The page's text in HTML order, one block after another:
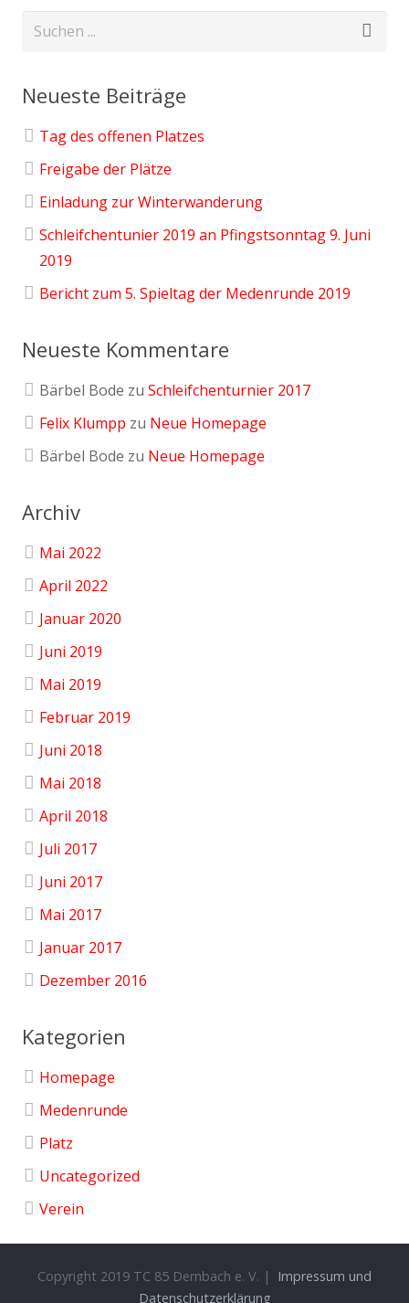
Neueste Beiträge
Tag des offenen Platzes
Freigabe der Plätze
Einladung zur Winterwanderung
Schleifchentunier 2019 an Pfingstsonntag 9. Juni
2019
Bericht zum 5. Spieltag der Medenrunde 2019
Neueste Kommentare
Bärbel Bode zuSchleifchenturnier 2017
Felix Klumpp zu Neue Homepage
Bärbel Bode zu Neue Homepage
Archiv
Mai 2022
April 2022
Januar 2020
Juni 2019
Mai 2019
Februar 2019
Juni 2018
Mai 2018
April 2018
Juli 2017
Juni 2017
Mai 2017
Januar 2017
Dezember 2016
Kategorien
Homepage
Medenrunde
Platz
Uncategorized
Verein
Copyright 2019 TC 85 Dernbach e. V. |
Impressum und
Datenschutzerklärung